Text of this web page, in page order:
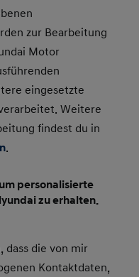
zur Bearbeitung
Motor
eingesetzte
Weitere
findest du in
.
personalisierte
zu erhalten.
dass die von mir
Kontaktdaten,